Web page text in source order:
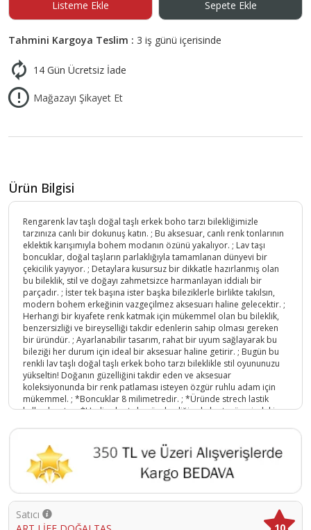
Listeme Ekle Sepete Ekle
Tahmini Kargoya Teslim : 3 iş günü içerisinde
14 Gün Ücretsiz İade
Mağazayı Şikayet Et
Ürün Bilgisi
Rengarenk lav taşlı doğal taşlı erkek boho tarzı bilekliğimizle
tarzınıza canlı bir dokunuş katın. ; Bu aksesuar, canlı renk tonlarının
eklektik karışımıyla bohem modanın özünü yakalıyor. ; Lav taşı
boncuklar, doğal taşların parlaklığıyla tamamlanan dünyevi bir
çekicilik yayıyor. ; Detaylara kusursuz bir dikkatle hazırlanmış olan
bu bileklik, stil ve doğayı zahmetsizce harmanlayan iddialı bir
parçadır. ; İster tek başına ister başka bileziklerle birlikte takılsın,
modern bohem erkeğinin vazgeçilmez aksesuarı haline gelecektir. ;
Herhangi bir kıyafete renk katmak için mükemmel olan bu bileklik,
benzersizliği ve bireyselliği takdir edenlerin sahip olması gereken
bir üründür. ; Ayarlanabilir tasarım, rahat bir uyum sağlayarak bu
bileziği her durum için ideal bir aksesuar haline getirir. ; Bugün bu
renkli lav taşlı doğal taşlı erkek boho tarzı bileklikle stil oyununuzu
yükseltin! Doğanın güzelliğini takdir eden ve aksesuar
koleksiyonunda bir renk patlaması isteyen özgür ruhlu adam için
mükemmel. ; *Boncuklar 8 milimetredir. ; *Üründe strech lastik
kullanılmıştır. ; *Hediye kartıyla gönderdiğimde kartın üzerindeki
silin. ; 2. ; Lütfen duş alırken, bulaşık yıkarken veya yüzerken
takılarınızı çıkarın. ; 3. ; Bilekliğin üzerinde kimyasal madde, şarap
veya aşındırıcı ürünlerden kaçının.;
Ürün Kodu :
10045-TYB1AII8BJNI1DDW40
Satıcı